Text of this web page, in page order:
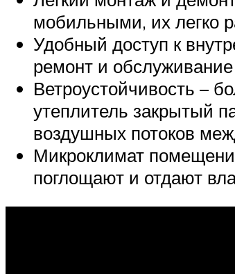
мобильными, их легко
Удобный доступ к
ремонт и
Ветроустойчивость –
утеплитель закрытый
воздушных потоков
Микроклимат
поглощают и отдают